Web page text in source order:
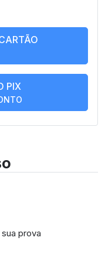
prova
PIX